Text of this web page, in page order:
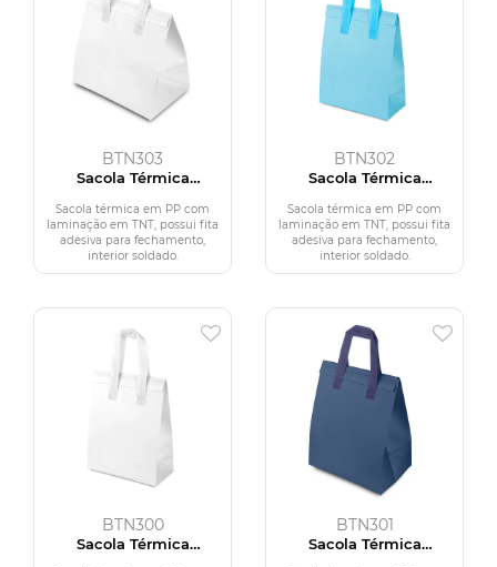
BTN303
Sacola Térmica
Sacola térmica em PP com
laminação em TNT, possui fita
adesiva para fechamento,
interior soldado.
BTN302
Sacola Térmica
Sacola térmica em PP com
laminação em TNT, possui fita
adesiva para fechamento,
interior soldado.
BTN300
Sacola Térmica
BTN301
Sacola Térmica